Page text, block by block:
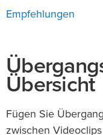
Übersicht
Fügen Sie
zwischen
Empfehlungen